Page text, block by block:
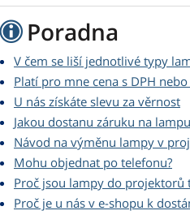
Poradna
V čem se liší jednotlivé typy
Platí pro mne cena s DPH
U nás získáte slevu za věrnost
Jakou dostanu záruku na
Návod na výměnu lampy v
Mohu objednat po telefonu?
Proč jsou lampy do projektorů
Proč je u nás v e-shopu k